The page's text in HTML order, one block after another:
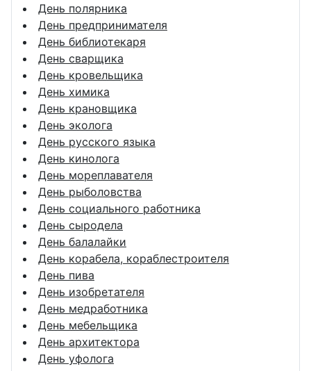
День полярника
День предпринимателя
День библиотекаря
День сварщика
День кровельщика
День химика
День крановщика
День эколога
День русского языка
День кинолога
День мореплавателя
День рыболовства
День социального работника
День сыродела
День балалайки
День корабела, кораблестроителя
День пива
День изобретателя
День медработника
День мебельщика
День архитектора
День уфолога